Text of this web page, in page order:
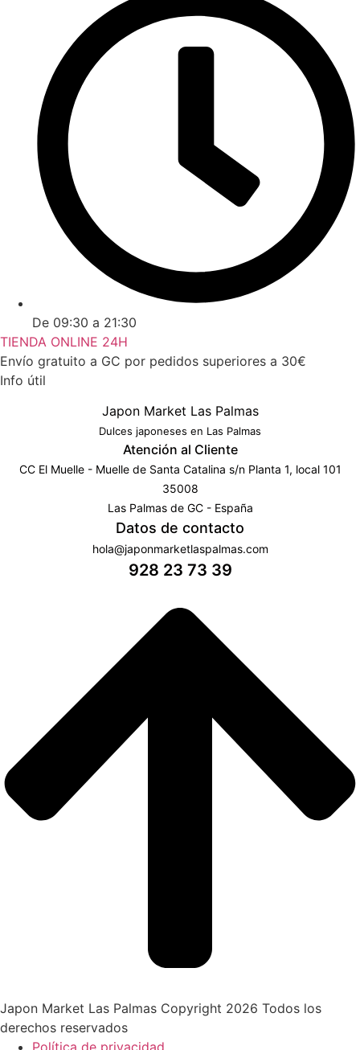
De 09:30 a 21:30
TIENDA ONLINE 24H
Envío gratuito a GC por pedidos superiores a 30€
Info útil
Japon Market Las Palmas
Dulces japoneses en Las Palmas
Atención al Cliente
CC El Muelle - Muelle de Santa Catalina s/n Planta 1, local 101
35008
Las Palmas de GC - España
Datos de contacto
hola@japonmarketlaspalmas.com
928 23 73 39
Japon Market Las Palmas Copyright 2026 Todos los
derechos reservados
Política de privacidad